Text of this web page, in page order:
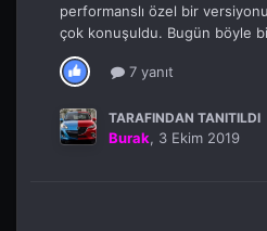
performanslı özel bir
çok konuşuldu. Bugün böyle
7 yanıt
TARAFINDAN TANITILDI
Burak, 3 Ekim 2019